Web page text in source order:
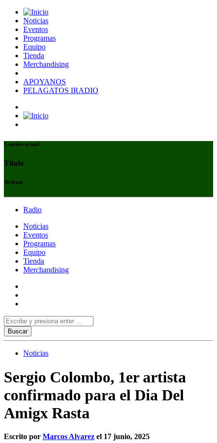
Noticias
Eventos
Programas
Equipo
Tienda
Merchandising
APOYANOS
PELAGATOS IRADIO
Canción actual
Título
Artista
Radio
Noticias
Eventos
Programas
Equipo
Tienda
Merchandising
Noticias
Sergio Colombo, 1er artista
confirmado para el Dia Del
Amigx Rasta
Escrito por Marcos Alvarez el 17 junio, 2025